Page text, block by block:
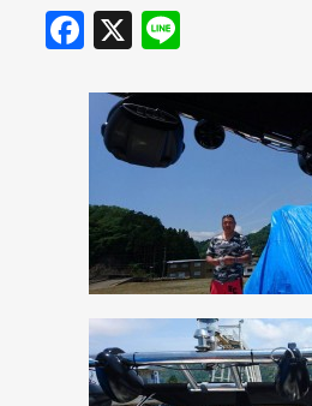
F
a
c
e
o
o
k
X Li
e